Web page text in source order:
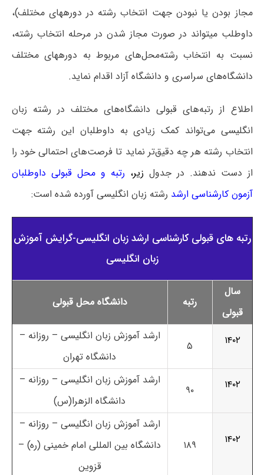
مجاز بودن یا نبودن جهت انتخاب رشته در دوره‎های مختلف)،
داوطلب می‎تواند در صورت مجاز شدن در مرحله انتخاب رشته،
نسبت به انتخاب رشته‌محل‌های مربوط به دوره‎های مختلف
دانشگاه‌های سراسری و دانشگاه آزاد اقدام نماید.
اطلاع از رتبه‌های قبولی دانشگاه‌های مختلف در رشته زبان
انگلیسی می‌تواند کمک زیادی به داوطلبان این رشته جهت
انتخاب رشته هر چه دقیق‌تر نماید تا فرصت‌های احتمالی خود را
از دست ندهند. در جدول زیر، رتبه و محل قبولی داوطلبان
آزمون کارشناسی ارشد رشته زبان انگلیسی آورده شده است:
رتبه های قبولی کارشناسی ارشد زبان انگلیسی-گرایش آموزش
زبان انگلیسی
سال
قبولی
رتبه دانشگاه محل قبولی
۱۴۰۲ ۵
ارشد آموزش زبان انگلیسی – روزانه –
دانشگاه تهران
۱۴۰۲
۹۰
ارشد آموزش زبان انگلیسی – روزانه –
دانشگاه الزهرا(س)
۱۴۰۲ ۱۸۹
ارشد آموزش زبان انگلیسی – روزانه –
دانشگاه بین المللی امام خمینی (ره) –
قزوین